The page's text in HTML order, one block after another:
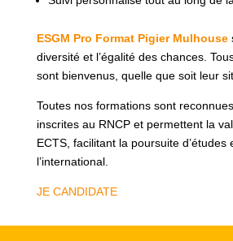
ESGM Pro Format Pigier Mulhouse
diversité et l’égalité des chances.
sont bienvenus, quelle que soit leur
Toutes nos formations sont reconnues
inscrites au RNCP et permettent la
ECTS, facilitant la poursuite d’études
l’international.
JE CANDIDATE